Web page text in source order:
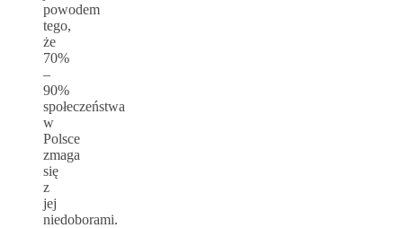
powodem
tego,
że
70%
–
90%
społeczeństwa
w
Polsce
zmaga
się
z
jej
niedoborami.